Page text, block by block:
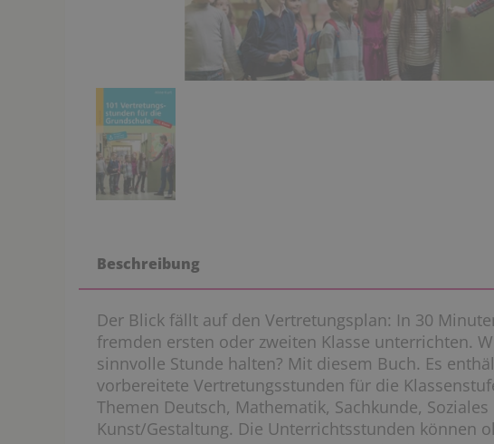
Beschreibung
Der Blick fällt auf den Vertretungsplan: In 30
fremden ersten oder zweiten Klasse unterrichten.
sinnvolle Stunde halten? Mit diesem Buch. Es
vorbereitete Vertretungsstunden für die
Themen Deutsch, Mathematik, Sachkunde, Soziales
Kunst/Gestaltung. Die Unterrichtsstunden können